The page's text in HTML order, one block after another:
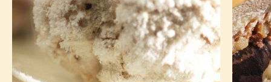
ッ
コ
レ
ー
ト
バ
バ